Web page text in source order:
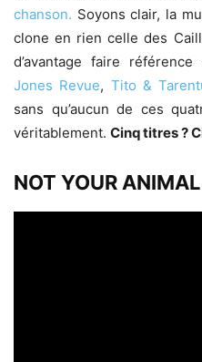
chanson. Soyons clair, la
clone en rien celle des
d’avantage faire
Jones Revue, Tito &
sans qu’aucun de ces
véritablement. Cinq titres ?
NOT YOUR